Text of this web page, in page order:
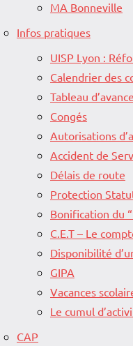
MA Bonneville
Infos pratiques
UISP Lyon :
Calendrier des
Tableau
Congés
Autorisations
Accident de
Délais de route
Protection
Bonification du
C.E.T – Le
Disponibilité
GIPA
Vacances
Le cumul
CAP